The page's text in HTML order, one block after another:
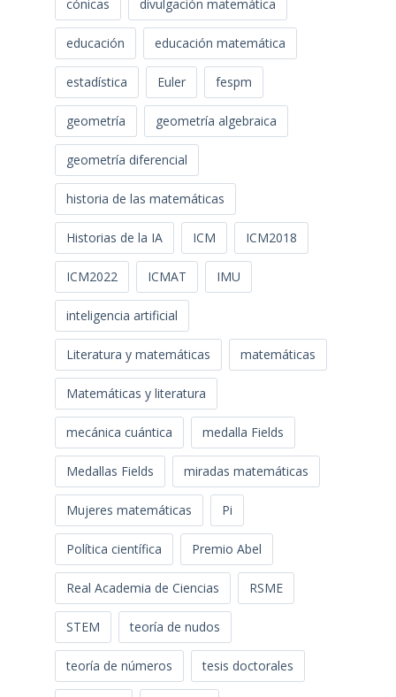
cónicas divulgación matemática
educación educación matemática
estadística Euler fespm
geometría geometría algebraica
geometría diferencial
historia de las matemáticas
Historias de la IA ICM ICM2018
ICM2022 ICMAT IMU
inteligencia artificial
Literatura y matemáticas matemáticas
Matemáticas y literatura
mecánica cuántica medalla Fields
Medallas Fields miradas matemáticas
Mujeres matemáticas Pi
Política científica Premio Abel
Real Academia de Ciencias RSME
STEM teoría de nudos
teoría de números tesis doctorales